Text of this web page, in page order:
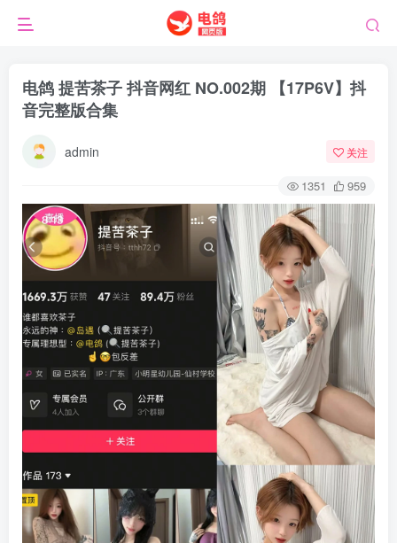
电鸽 提苦茶子 抖音网红 NO.002期 【17P6V】抖
音完整版合集
admin 关注
1351 959